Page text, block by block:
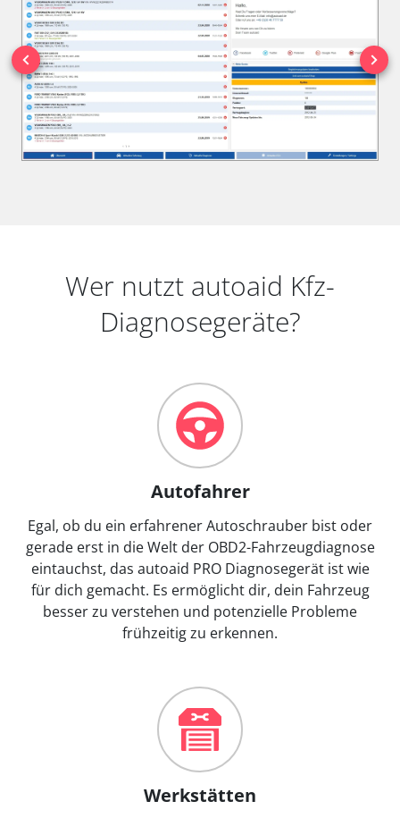
Wer nutzt autoaid Kfz-
Diagnosegeräte?
Autofahrer
Egal, ob du ein erfahrener Autoschrauber bist oder
gerade erst in die Welt der OBD2-Fahrzeugdiagnose
eintauchst, das autoaid PRO Diagnosegerät ist wie
für dich gemacht. Es ermöglicht dir, dein Fahrzeug
besser zu verstehen und potenzielle Probleme
frühzeitig zu erkennen.
Werkstätten